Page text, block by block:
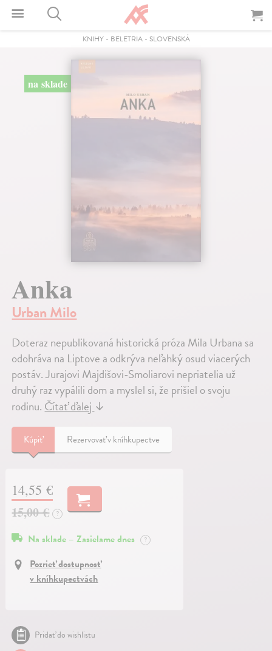
KNIHY- BELETRIA- SLOVENSKÁ
na sklade
Anka
Urban Milo
Doteraz nepublikovaná historická próza Mila Urbana sa
odohráva na Liptove a odkrýva neľahký osud viacerých
postáv. Jurajovi Majdišovi-Smoliarovi nepriatelia už
druhý raz vypálili dom a myslel si, že prišiel o svoju
rodinu.Čítať ďalej↓
Kúpiť Rezervovať v kníhkupectve
14,55 €
15,00 €
?
Na sklade – Zasielame dnes ?
Pozrieť dostupnosť
v kníhkupectvách
Pridať do wishlistu